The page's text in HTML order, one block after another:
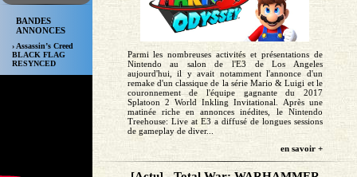
BANDES
ANNONCES
› Assassin’s Creed
BLACK FLAG
RESYNCED
Parmi les nombreuses activités et présentations de
Nintendo au salon de l'E3 de Los Angeles
aujourd'hui, il y avait notamment l'annonce d'un
remake d'un classique de la série Mario & Luigi et le
couronnement de l'équipe gagnante du 2017
Splatoon 2 World Inkling Invitational. Après une
matinée riche en annonces inédites, le Nintendo
Treehouse: Live at E3 a diffusé de longues sessions
de gameplay de diver...
en savoir +